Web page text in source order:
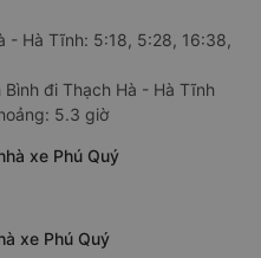
- Hà Tĩnh: 5:18, 5:28, 16:38,
đi Thạch Hà - Hà Tĩnh
5.3 giờ
xe Phú Quý
xe Phú Quý